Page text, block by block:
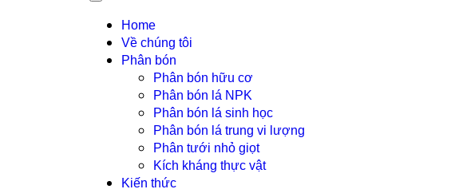
Home
Về chúng tôi
Phân bón
Phân bón hữu cơ
Phân bón lá NPK
Phân bón lá sinh học
Phân bón lá trung vi lượng
Phân tưới nhỏ giọt
Kích kháng thực vật
Kiến thức